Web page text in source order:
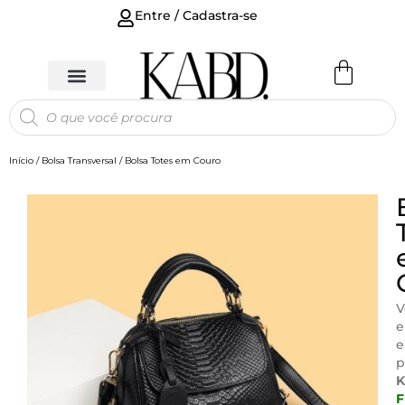
Entre / Cadastra-se
Início / Bolsa Transversal / Bolsa Totes em Couro
e